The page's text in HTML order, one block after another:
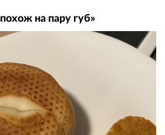
на пару губ»